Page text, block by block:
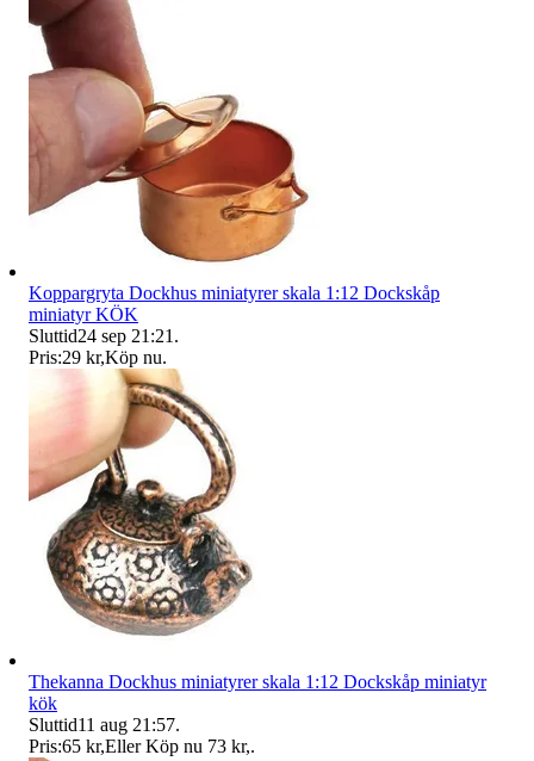
Koppargryta Dockhus miniatyrer skala 1:12 Dockskåp
miniatyr KÖK
Sluttid24 sep 21:21 .
Pris:29 kr,Köp nu.
Thekanna Dockhus miniatyrer skala 1:12 Dockskåp miniatyr
kök
Sluttid11 aug 21:57.
Pris:65 kr,Eller Köp nu 73 kr,.